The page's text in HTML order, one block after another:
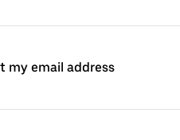
my email address